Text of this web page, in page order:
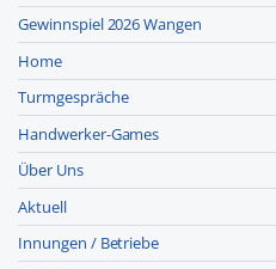
Gewinnspiel 2026 Wangen
Home
Turmgespräche
Handwerker-Games
Über Uns
Aktuell
Innungen / Betriebe